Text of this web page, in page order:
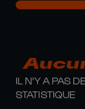
IL N'Y A PAS
STATISTIQUE